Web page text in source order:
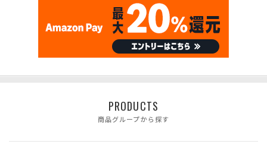
PRODUCTS
商品グループから探す